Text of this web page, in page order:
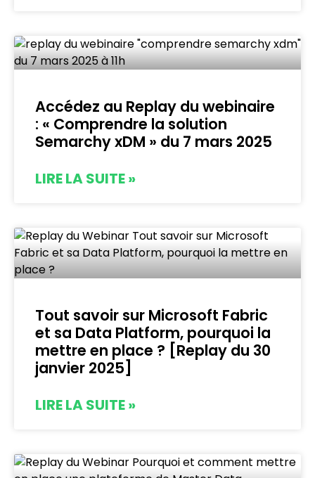
Accédez au Replay du webinaire
: « Comprendre la solution
Semarchy xDM » du 7 mars 2025
LIRE LA SUITE »
Tout savoir sur Microsoft Fabric
et sa Data Platform, pourquoi la
mettre en place ? [Replay du 30
janvier 2025]
LIRE LA SUITE »